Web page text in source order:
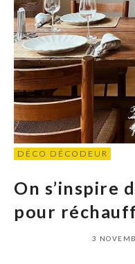
DÉCO DÉCODEUR
On s’inspire
pour
3